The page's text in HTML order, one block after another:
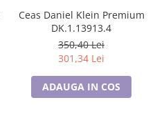
Ceas Daniel Klein Premium
DK.1.13913.4
350,40 Lei
301,34 Lei
ADAUGA IN COS